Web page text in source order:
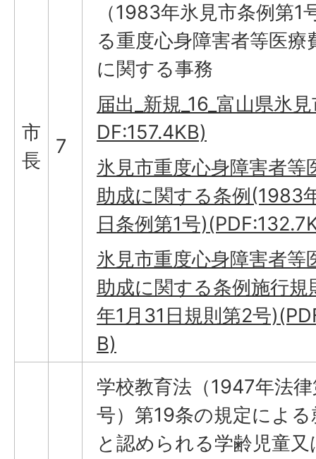
市
長
7
（1983年氷見市条例第1
る重度心身障害者等医療
に関する事務
届出_新規_16_富山県氷見
DF:157.4KB)
氷見市重度心身障害者等
助成に関する条例(1983
日条例第1号
氷見市重度心身障害者等
助成に関する条例施行
年1月31日規則第2号
B)
学校教育法（1947年法
号）第19条の規定によ
と認められる学齢児童又